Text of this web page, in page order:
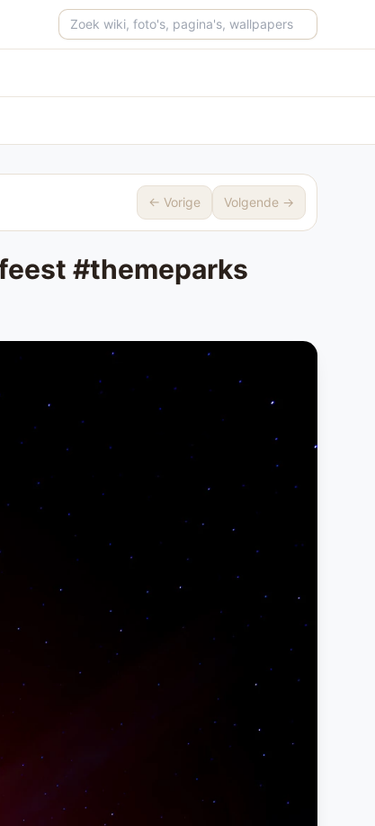
Zoeken op de site
← Vorige Volgende →
#themeparks